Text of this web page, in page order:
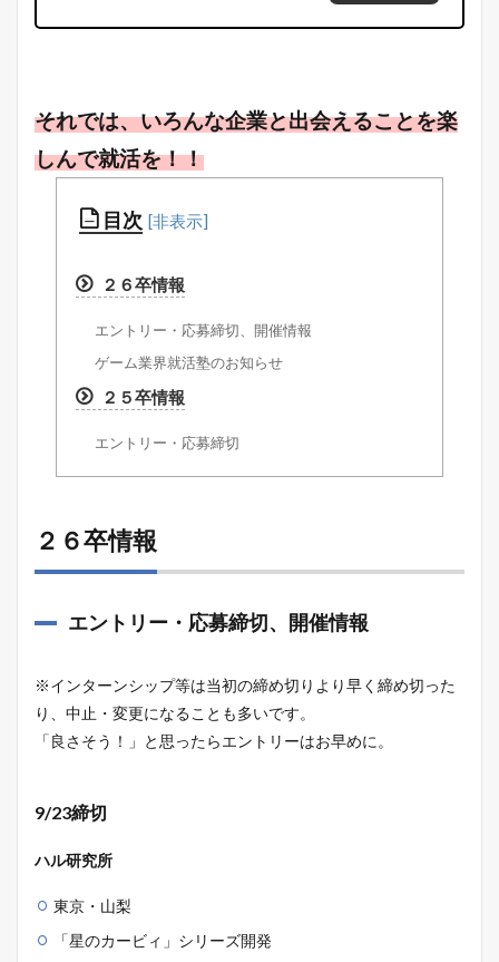
それでは、いろんな企業と出会えることを楽
しんで就活を！！
目次
２６卒情報
エントリー・応募締切、開催情報
ゲーム業界就活塾のお知らせ
２５卒情報
エントリー・応募締切
２６卒情報
エントリー・応募締切、開催情報
※インターンシップ等は当初の締め切りより早く締め切った
り、中止・変更になることも多いです。
「良さそう！」と思ったらエントリーはお早めに。
9/23締切
ハル研究所
東京・山梨
「星のカービィ」シリーズ開発